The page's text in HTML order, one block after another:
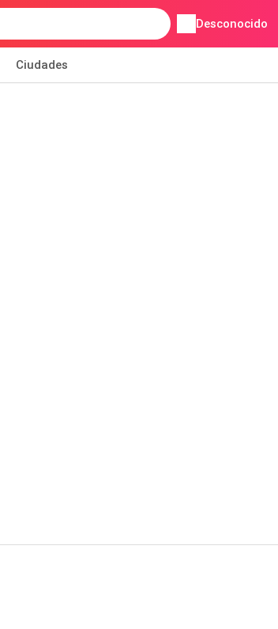
Desconocido
Ciudades